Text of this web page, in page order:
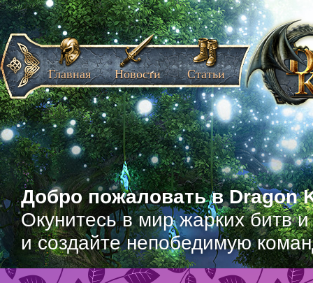
Добро пожаловать в Dragon
Окунитесь в мир жарких битв
и создайте непобедимую
Главная Новости Статьи